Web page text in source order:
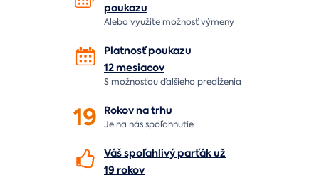
poukazu
Alebo využite možnosť výmeny
Platnosť poukazu
12 mesiacov
S možnosťou ďalšieho predĺženia
19 Rokov natrhu
Je na násspoľahnutie
Váš spoľahlivý parťák už
19 rokov